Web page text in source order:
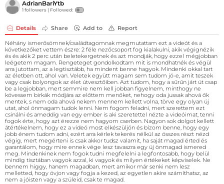
AdrianBariYtb
1 followers | Followed:
Details Share Add to Report
Néhány ismerősömnek/családtagomnak megmutattam ezt a videót és a
következőket vettem észre: 2 féle nezőcsoport fog kialakulni, akik végignézik
és és akik 2 perc után beletekergetnek és azt mondják, hogy ezzel mégjobban
leégetem magam. Rengeteget gondolkodtam mit is mondhatnék és végül
arra jutottam, az a legtisztább, ha mindent benne hagyok. Mindenki okkal tart
az életben ott, ahol van. Veletek együtt magam sem tudom jó-e, amit teszek
vagy csak bolyongok az élet útvesztőiben. Azt tudom, hogy a sűrűn járt út csap
be a legjobban, mert semmire nem kell jobban figyelnem, minthogy ne
kövessem birkák módjára az előttem menőket, nehogy oda jussak ahová ők
mentek, s nem oda ahová nekem mennem kellett volna, törve egy olyan új
utat, ahol önmagam tudok lenni. Nem fogom feladni, mert szerettem ezt
csinálni és ameddig van egy ember is aki szeretettel nézte a videóimat, tenni
fogok érte, hogy azt érezze nem hagyom cserben. Nagyon sok dolgot kellett
átértékelnem, hogy ez a videó most elkészüljön és bízom benne, hogy egy
jobb énem tudom adni, ezért arra kérlek tekerés nélkül az összes részt nézd
végig, mert megérteni is csak akkor tudsz valamit, ha saját magad érted és
garantálom, hogy mire ennek vége lesz tavaszra egy új önmagad ismered
meg. Mindenkinek nem fogok tudni megfelelni a legfontosabb, hogy belül
mindig tisztában vagyok azzal, ki vagyok és milyen értékeket képviselek. Ne
bennem higgy, hanem magadban, mert amikor már senki nem lesz
melletted, hogy óvjon vagy fogja a kezed, az egyetlen akire számíthatsz, az
nem a jóisten vagy a szüleid, csak te magad.